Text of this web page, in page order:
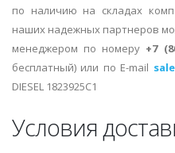
по наличию на складах
наших надежных партнеров
менеджером по номеру +7
бесплатный) или по E-mail
DIESEL 1823925C1
Условия